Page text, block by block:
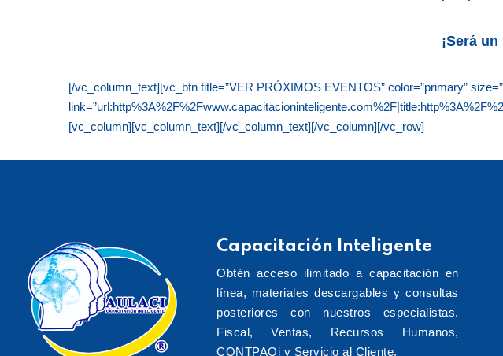
¡Será
[/vc_column_text][vc_btn title=”VER PRÓXIMOS EVENTOS” color=”primary”
[vc_column][vc_column_text][/vc_column_text][/vc_column][/vc_row]
Capacitación Inteligente
Obtén acceso ilimitado a capacitación en
línea, materiales descargables y consultas
posteriores con nuestros especialistas.
Fiscal, Ventas, Recursos Humanos,
CONTPAQi y Servicio al Cliente.